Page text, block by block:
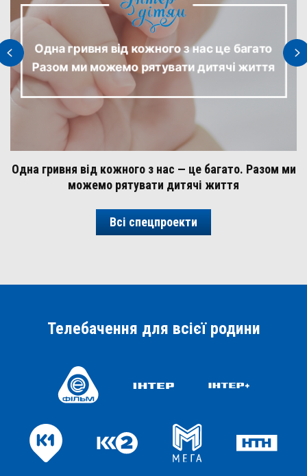
Одна гривня від кожного з нас — це багато. Разом ми
можемо рятувати дитячі життя
Всі спецпроекти
Телебачення для всієї родини